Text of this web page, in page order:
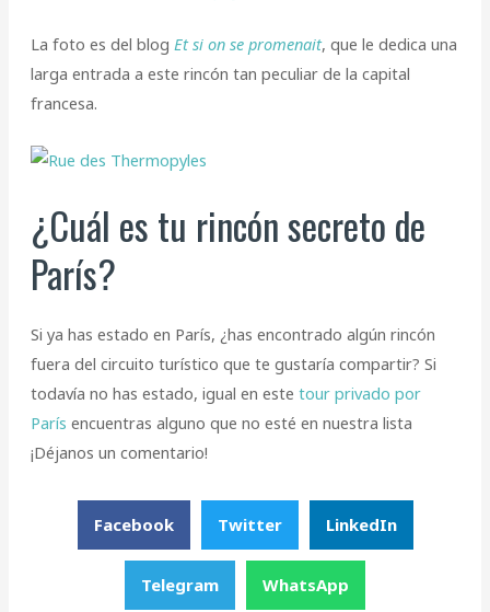
La foto es del blog Et si on se promenait, que le dedica una
larga entrada a este rincón tan peculiar de la capital
francesa.
¿Cuál es tu rincón secreto de
París?
Si ya has estado en París, ¿has encontrado algún rincón
fuera del circuito turístico que te gustaría compartir? Si
todavía no has estado, igual en este tour privado por
París encuentras alguno que no esté en nuestra lista
¡Déjanos un comentario!
Facebook Twitter LinkedIn
Telegram WhatsApp